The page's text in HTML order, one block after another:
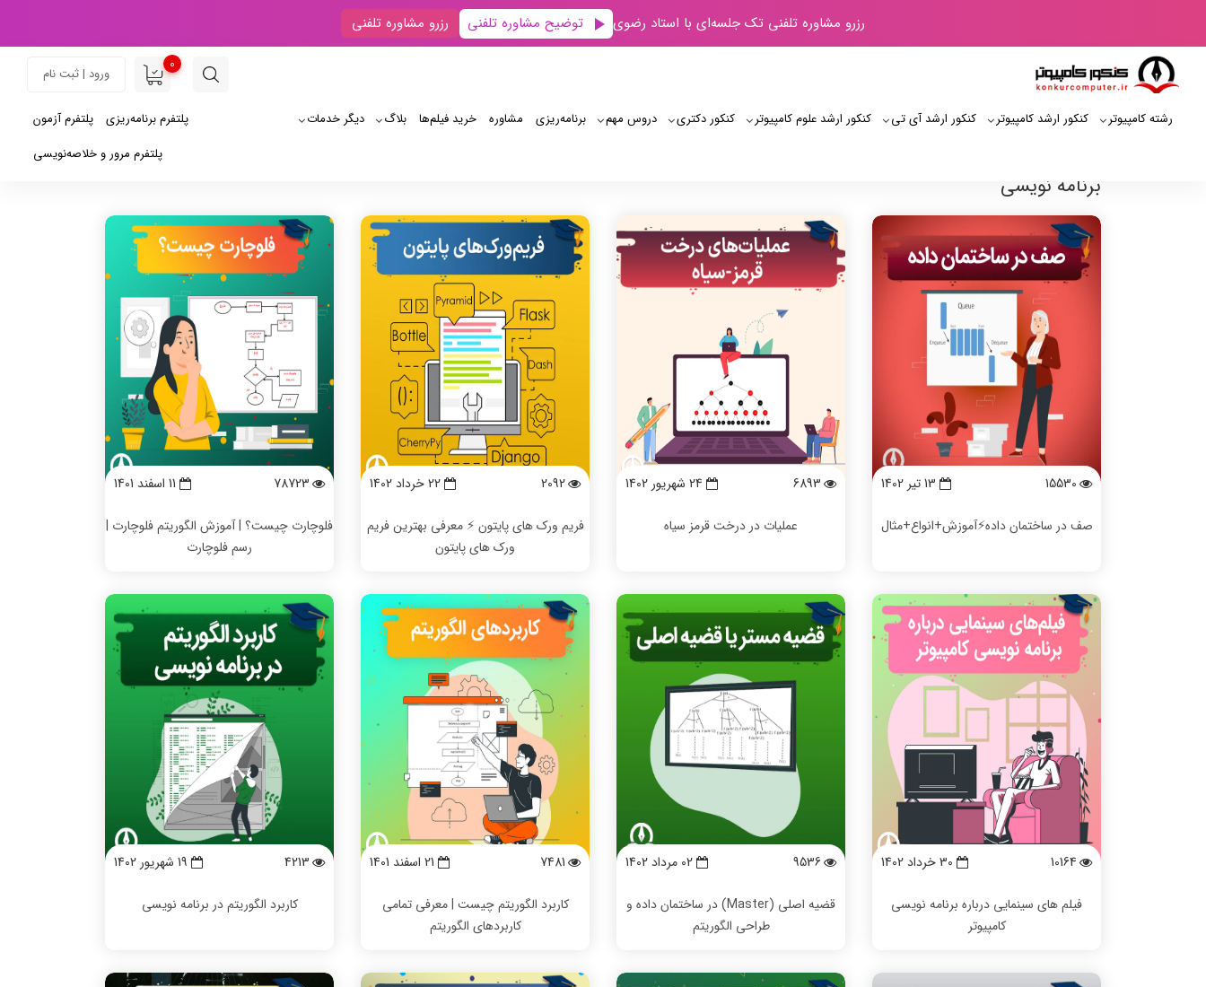
رزرو مشاوره تلفنی تک جلسه‌ای با استاد رضوی توضیح مشاوره تلفنی رزرو مشاوره تلفنی
0
ورود | ثبت نام
رشته کامپیوتر کنکور ارشد کامپیوتر کنکور ارشد آی‌ تی کنکور ارشد علوم کامپیوتر کنکور دکتری دروس مهم برنامه‌‌ریزی مشاوره خرید فیلم‌ها بلاگ دیگر خدمات پلتفرم آزمون
پلتفرم برنامه‌ریزی
پلتفرم مرور و خلاصه‌نویسی
برنامه نویسی
15530 13 تیر 1402
صف در ساختمان داده⚡️آموزش+انواع+مثال
6893 24 شهریور 1402
عملیات در درخت قرمز سیاه
2092 22 خرداد 1402
فریم ورک های پایتون ⚡️ معرفی بهترین فریم
ورک های پایتون
78723 11 اسفند 1401
فلوچارت چیست؟ | آموزش الگوریتم فلوچارت |
رسم فلوچارت
10164 30 خرداد 1402
فیلم های سینمایی درباره برنامه نویسی
کامپیوتر
9536 02 مرداد 1402
قضیه اصلی (Master) در ساختمان داده و
طراحی الگوریتم
7481 21 اسفند 1401
کاربرد الگوریتم چیست | معرفی تمامی
کاربردهای الگوریتم
4213 19 شهریور 1402
کاربرد الگوریتم در برنامه نویسی